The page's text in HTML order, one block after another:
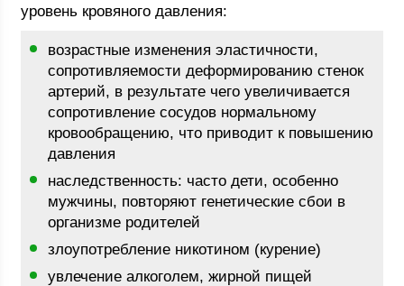
уровень кровяного давления:
возрастные изменения эластичности,
сопротивляемости деформированию стенок
артерий, в результате чего увеличивается
сопротивление сосудов нормальному
кровообращению, что приводит к повышению
давления
наследственность: часто дети, особенно
мужчины, повторяют генетические сбои в
организме родителей
злоупотребление никотином (курение)
увлечение алкоголем, жирной пищей